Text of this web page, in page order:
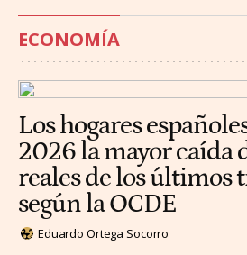
ECONOMÍA
Los hogares
2026 la mayor caída
reales de los últimos
según la OCDE
Eduardo Ortega Socorro